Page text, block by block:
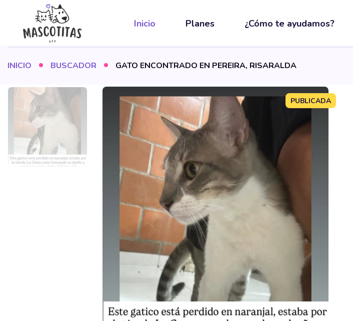
Inicio Planes ¿Cómo te ayudamos?
INICIO BUSCADOR GATO ENCONTRADO EN PEREIRA, RISARALDA
PUBLICADA